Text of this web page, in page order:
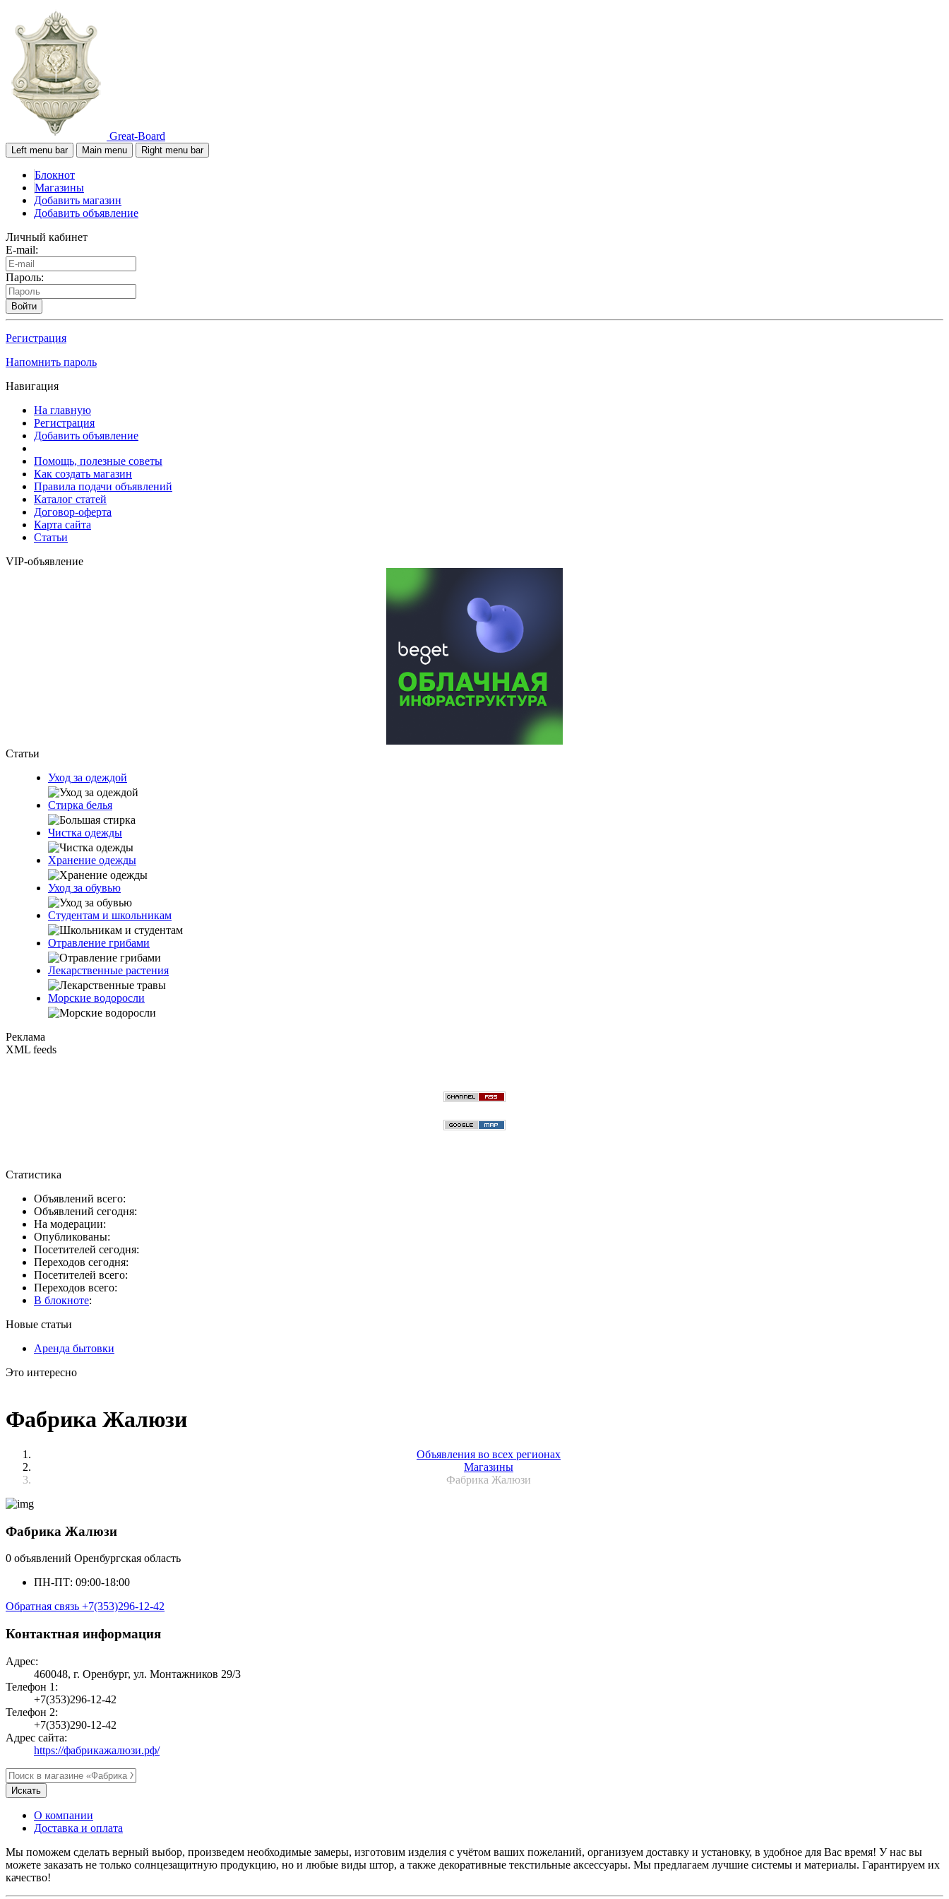
Great-Board
Left menu bar Main menu Right menu bar
Блокнот
Магазины
Добавить магазин
Добавить объявление
Личный кабинет
E-mail:
Пароль:
Войти
Регистрация
Напомнить пароль
Навигация
На главную
Регистрация
Добавить объявление
Помощь, полезные советы
Как создать магазин
Правила подачи объявлений
Каталог статей
Договор-оферта
Карта сайта
Статьи
VIP-объявление
Статьи
Уход за одеждой
Стирка белья
Чистка одежды
Хранение одежды
Уход за обувью
Студентам и школьникам
Отравление грибами
Лекарственные растения
Морские водоросли
Реклама
XML feeds
Статистика
Объявлений всего:
Объявлений сегодня:
На модерации:
Опубликованы:
Посетителей сегодня:
Переходов сегодня:
Посетителей всего:
Переходов всего:
В блокноте:
Новые статьи
Аренда бытовки
Это интересно
Фабрика Жалюзи
Объявления во всех регионах
Магазины
Фабрика Жалюзи
Фабрика Жалюзи
0 объявлений Оренбургская область
ПН-ПТ: 09:00-18:00
Обратная связь +7(353)296-12-42
Контактная информация
Адрес:
460048, г. Оренбург, ул. Монтажников 29/3
Телефон 1:
+7(353)296-12-42
Телефон 2:
+7(353)290-12-42
Адрес сайта:
https://фабрикажалюзи.рф/
Искать
О компании
Доставка и оплата
Мы поможем сделать верный выбор, произведем необходимые замеры, изготовим изделия с учётом ваших пожеланий, организуем доставку и установку, в удобное для Вас время! У нас вы
можете заказать не только солнцезащитную продукцию, но и любые виды штор, а также декоративные текстильные аксессуары. Мы предлагаем лучшие системы и материалы. Гарантируем их
качество!